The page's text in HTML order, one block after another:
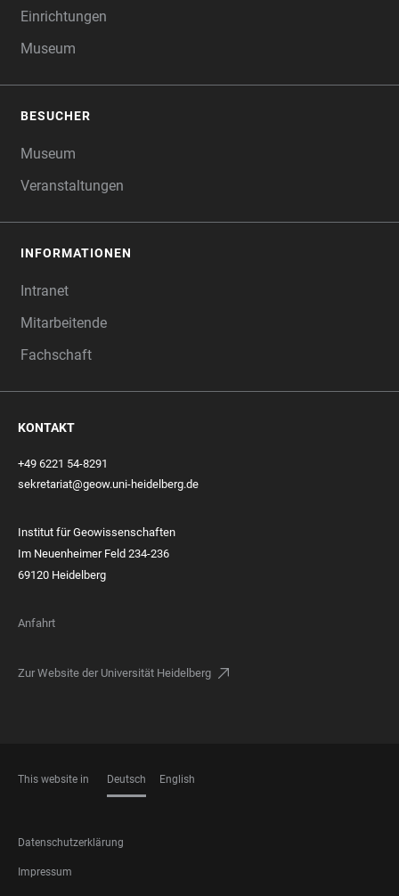
Einrichtungen
Museum
BESUCHER
Museum
Veranstaltungen
INFORMATIONEN
Intranet
Mitarbeitende
Fachschaft
KONTAKT
+49 6221 54-8291
sekretariat@geow.uni-heidelberg.de
Institut für Geowissenschaften
Im Neuenheimer Feld 234-236
69120 Heidelberg
Anfahrt
Zur Website der Universität Heidelberg
This website in Deutsch English
FOOTER
LEGAL
Datenschutzerklärung
Impressum